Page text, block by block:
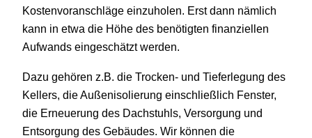
Kostenvoranschläge einzuholen. Erst dann nämlich
kann in etwa die Höhe des benötigten finanziellen
Aufwands eingeschätzt werden.
Dazu gehören z.B. die Trocken- und Tieferlegung des
Kellers, die Außenisolierung einschließlich Fenster,
die Erneuerung des Dachstuhls, Versorgung und
Entsorgung des Gebäudes. Wir können die